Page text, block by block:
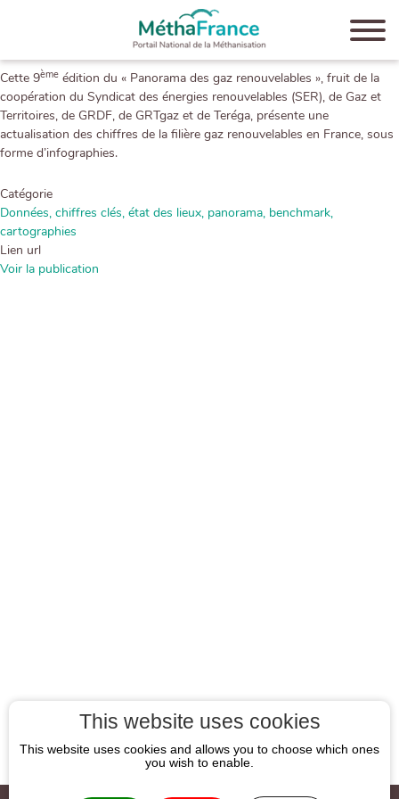
Aller
au
contenu
principal
23-07-2021
Cette 9ème édition du « Panorama des gaz renouvelables », fruit de la
coopération du Syndicat des énergies renouvelables (SER), de Gaz et
Territoires, de GRDF, de GRTgaz et de Teréga, présente une
actualisation des chiffres de la filière gaz renouvelables en France, sous
forme d’infographies.
Catégorie
Données, chiffres clés, état des lieux, panorama, benchmark,
cartographies
Lien url
Voir la publication
This website uses cookies
This website uses cookies and allows you to choose which ones
you wish to enable.